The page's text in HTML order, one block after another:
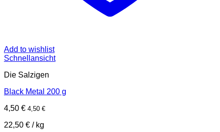
Add to wishlist
Schnellansicht
Die Salzigen
Black Metal 200 g
4,50 € 4,50 €
22,50 € / kg